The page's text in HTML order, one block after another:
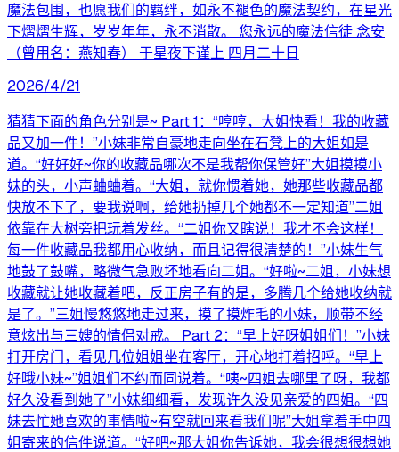
魔法包围，也愿我们的羁绊，如永不褪色的魔法契约，在星光
下熠熠生辉，岁岁年年，永不消散。 您永远的魔法信徒 念安
（曾用名：燕知春） 于星夜下谨上 四月二十日
2026/4/21
猜猜下面的角色分别是~ Part 1：“哼哼，大姐快看！我的收藏
品又加一件！”小妹非常自豪地走向坐在石凳上的大姐如是
道。“好好好~你的收藏品哪次不是我帮你保管好”大姐摸摸小
妹的头，小声蛐蛐着。“大姐，就你惯着她，她那些收藏品都
快放不下了，要我说啊，给她扔掉几个她都不一定知道”二姐
依靠在大树旁把玩着发丝。“二姐你又瞎说！我才不会这样！
每一件收藏品我都用心收纳，而且记得很清楚的！”小妹生气
地鼓了鼓嘴，略微气急败坏地看向二姐。“好啦~二姐，小妹想
收藏就让她收藏着吧，反正房子有的是，多腾几个给她收纳就
是了。”三姐慢悠悠地走过来，摸了摸炸毛的小妹，顺带不经
意炫出与三嫂的情侣对戒。 Part 2：“早上好呀姐姐们！”小妹
打开房门，看见几位姐姐坐在客厅，开心地打着招呼。“早上
好哦小妹~”姐姐们不约而同说着。“咦~四姐去哪里了呀，我都
好久没看到她了”小妹细细看，发现许久没见亲爱的四姐。“四
妹去忙她喜欢的事情啦~有空就回来看我们呢”大姐拿着手中四
姐寄来的信件说道。“好吧~那大姐你告诉她，我会很想很想她